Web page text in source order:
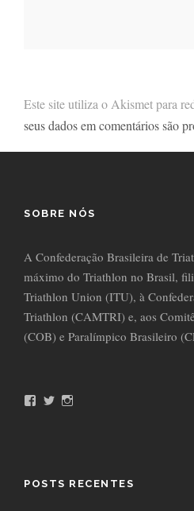
Este site utiliza o Akismet para
seus dados em comentários são
SOBRE NÓS
A Confederação Brasileira de
máximo do Triathlon no Brasil,
Triathlon Union (ITU), à
Triathlon (CAMTRI) e, aos
(COB) e Paralímpico Brasileiro
k
T
a
POSTS RECENTES